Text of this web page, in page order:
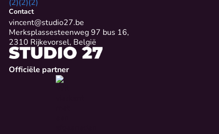
Officiële partner
Contact
vincent@studio27.be
Merksplassesteenweg 97 bus 16,
2310 Rijkevorsel, België